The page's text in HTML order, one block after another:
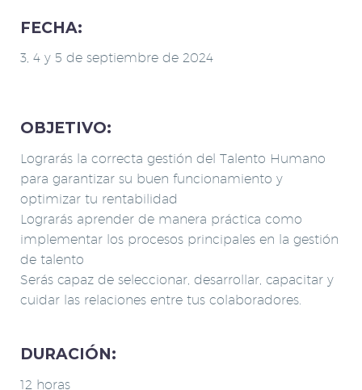
FECHA:
3, 4 y 5 de septiembre de 2024
OBJETIVO:
Lograrás la correcta gestión del Talento Humano
para garantizar su buen funcionamiento y
optimizar tu rentabilidad
Lograrás aprender de manera práctica como
implementar los procesos principales en la gestión
de talento
Serás capaz de seleccionar, desarrollar, capacitar y
cuidar las relaciones entre tus colaboradores.
DURACIÓN:
12 horas